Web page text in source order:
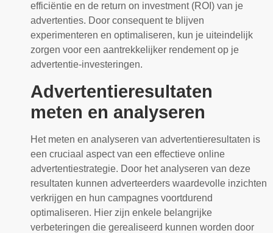
efficiëntie en de return on investment (ROI) van je
advertenties. Door consequent te blijven
experimenteren en optimaliseren, kun je uiteindelijk
zorgen voor een aantrekkelijker rendement op je
advertentie-investeringen.
Advertentieresultaten
meten en analyseren
Het meten en analyseren van advertentieresultaten is
een cruciaal aspect van een effectieve online
advertentiestrategie. Door het analyseren van deze
resultaten kunnen adverteerders waardevolle inzichten
verkrijgen en hun campagnes voortdurend
optimaliseren. Hier zijn enkele belangrijke
verbeteringen die gerealiseerd kunnen worden door